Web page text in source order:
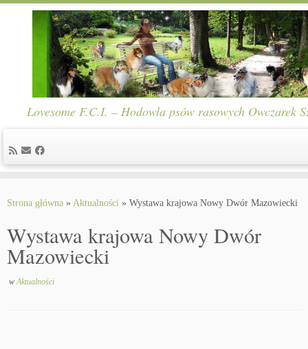
Lovesome F.C.I. – Hodowla psów rasowych Owczarek
Strona główna » Aktualności » Wystawa krajowa Nowy Dwór Mazowiecki
Wystawa krajowa Nowy Dwór
Mazowiecki
wAktualności